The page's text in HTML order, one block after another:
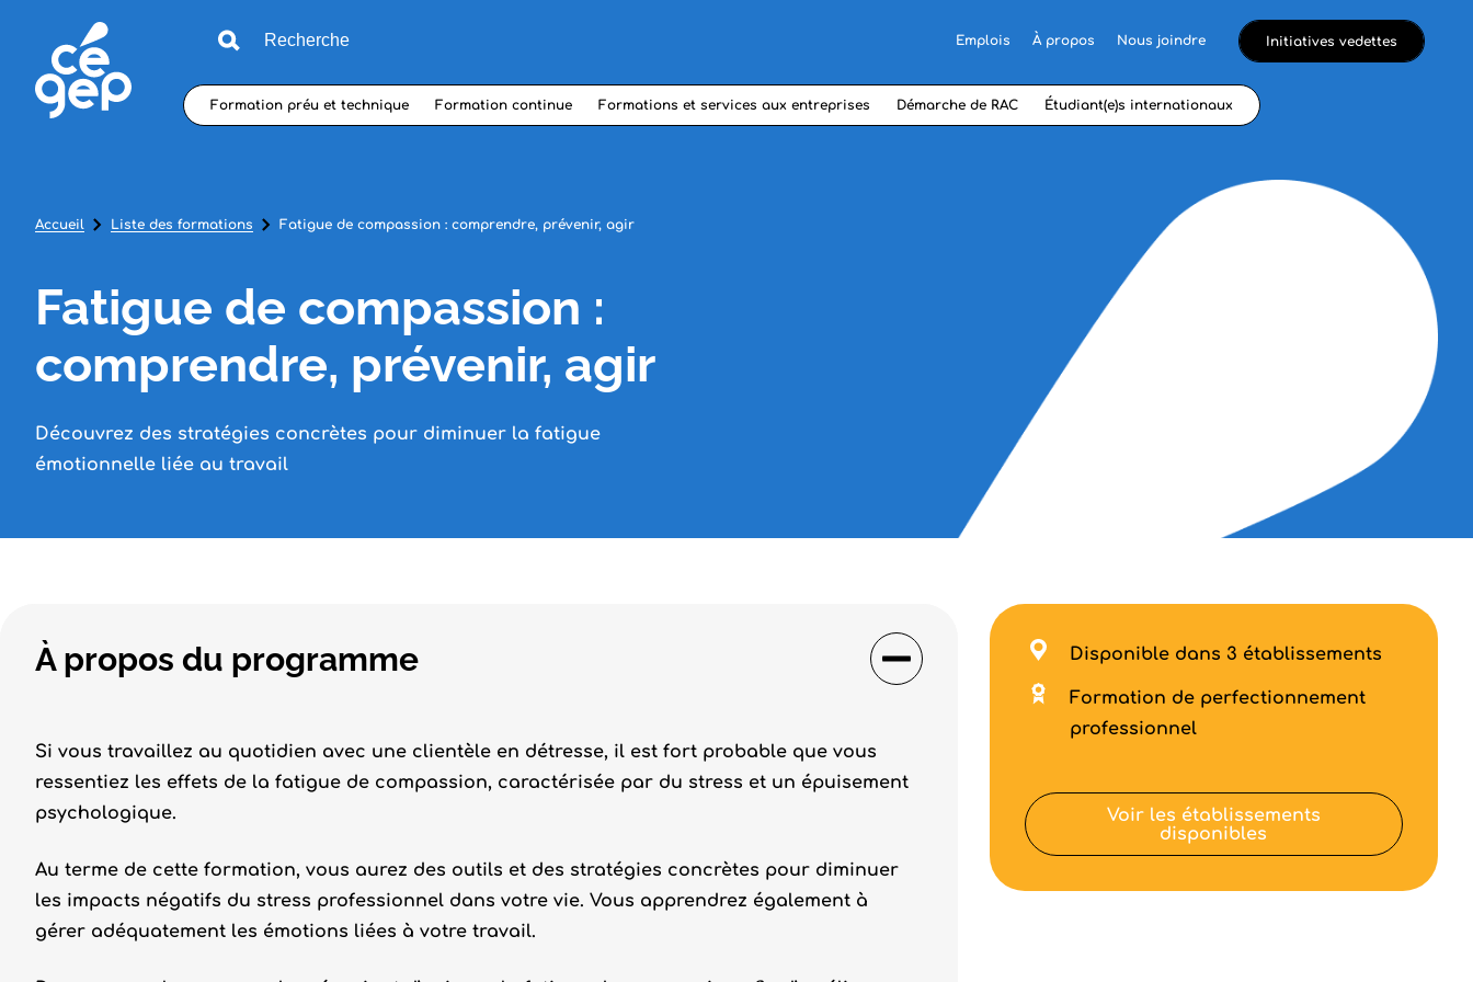
Emplois À propos Nous joindre Initiatives vedettes
Formation préu et technique Formation continue Formations et services aux entreprises Démarche de RAC Étudiant(e)s internationaux
Accueil Liste des formations Fatigue de compassion : comprendre, prévenir, agir
Fatigue de compassion :
comprendre, prévenir, agir
Découvrez des stratégies concrètes pour diminuer la fatigue
émotionnelle liée au travail
À propos du programme
Si vous travaillez au quotidien avec une clientèle en détresse, il est fort probable que vous
ressentiez les effets de la fatigue de compassion, caractérisée par du stress et un épuisement
psychologique.
Au terme de cette formation, vous aurez des outils et des stratégies concrètes pour diminuer
les impacts négatifs du stress professionnel dans votre vie. Vous apprendrez également à
gérer adéquatement les émotions liées à votre travail.
Disponible dans 3 établissements
Formation de perfectionnement
professionnel
Voir les établissements
disponibles